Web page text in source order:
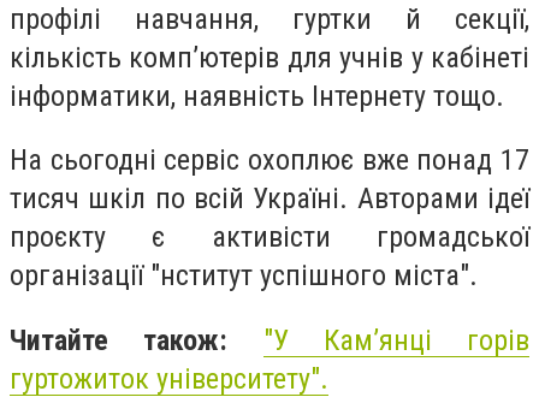
профілі навчання, гуртки й секції,
кількість комп’ютерів для учнів у кабінеті
інформатики, наявність Інтернету тощо.
На сьогодні сервіс охоплює вже понад 17
тисяч шкіл по всій Україні. Авторами ідеї
проєкту є активісти громадської
організації "нститут успішного міста".
Читайте також: "У Кам’янці горів
гуртожиток університету".